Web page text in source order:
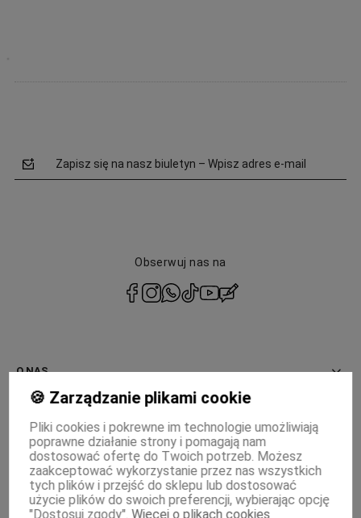
Zapisz się na nasz biuletyn – Wpisz adres e-mail
Obserwuj nas na
O NAS
INFORMACJE
PŁATNOŚCI I DOSTAWA
MOJE KONTO
🍪 Zarządzanie plikami cookie
Pliki cookies i pokrewne im technologie umożliwiają
poprawne działanie strony i pomagają nam
dostosować ofertę do Twoich potrzeb. Możesz
zaakceptować wykorzystanie przez nas wszystkich
tych plików i przejść do sklepu lub dostosować
użycie plików do swoich preferencji, wybierając opcję
"Dostosuj zgody". Więcej o plikach cookies